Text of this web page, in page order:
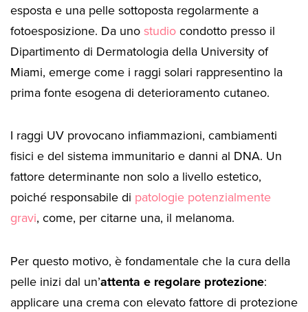
esposta e una pelle sottoposta regolarmente a
fotoesposizione. Da unostudiocondotto presso il
Dipartimento di Dermatologia della University of
Miami, emerge come i raggi solari rappresentino la
prima fonte esogena di deterioramento cutaneo.
I raggi UV provocano infiammazioni, cambiamenti
fisici e del sistema immunitario e danni al DNA. Un
fattore determinante non solo a livello estetico,
poiché responsabile di patologie potenzialmente
gravi, come, per citarne una, il melanoma.
Per questo motivo, è fondamentale che la cura della
pelle inizi dal un’attenta e regolare protezione:
applicare una crema con elevato fattore di protezione